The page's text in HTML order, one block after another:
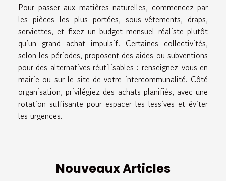
Pour passer aux matières naturelles, commencez par
les pièces les plus portées, sous-vêtements, draps,
serviettes, et fixez un budget mensuel réaliste plutôt
qu’un grand achat impulsif. Certaines collectivités,
selon les périodes, proposent des aides ou subventions
pour des alternatives réutilisables : renseignez-vous en
mairie ou sur le site de votre intercommunalité. Côté
organisation, privilégiez des achats planifiés, avec une
rotation suffisante pour espacer les lessives et éviter
les urgences.
Nouveaux Articles